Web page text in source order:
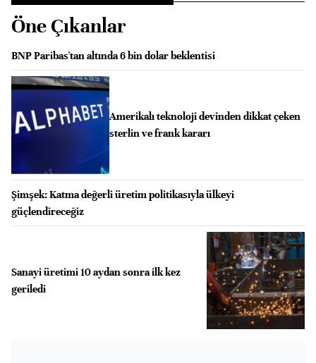
Öne Çıkanlar
BNP Paribas'tan altında 6 bin dolar beklentisi
Amerikalı teknoloji devinden dikkat çeken
sterlin ve frank kararı
Şimşek: Katma değerli üretim politikasıyla ülkeyi
güçlendireceğiz
Sanayi üretimi 10 aydan sonra ilk kez
geriledi